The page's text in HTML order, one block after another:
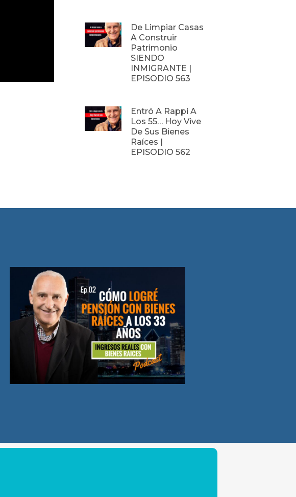
De Limpiar Casas
A Construir
Patrimonio
SIENDO
INMIGRANTE |
EPISODIO 563
Entró A Rappi A
Los 55… Hoy Vive
De Sus Bienes
Raíces |
EPISODIO 562